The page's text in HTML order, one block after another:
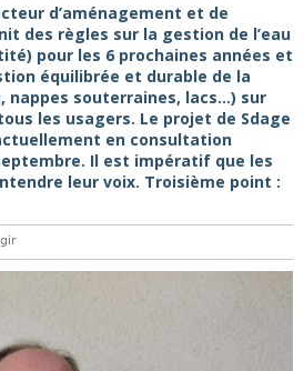
d’aménagement et de
des règles sur la gestion de l’eau
pour les 6 prochaines années et
équilibrée et durable de la
nappes souterraines, lacs…) sur
les usagers. Le projet de Sdage
en consultation
Il est impératif que les
leur voix. Troisième point :